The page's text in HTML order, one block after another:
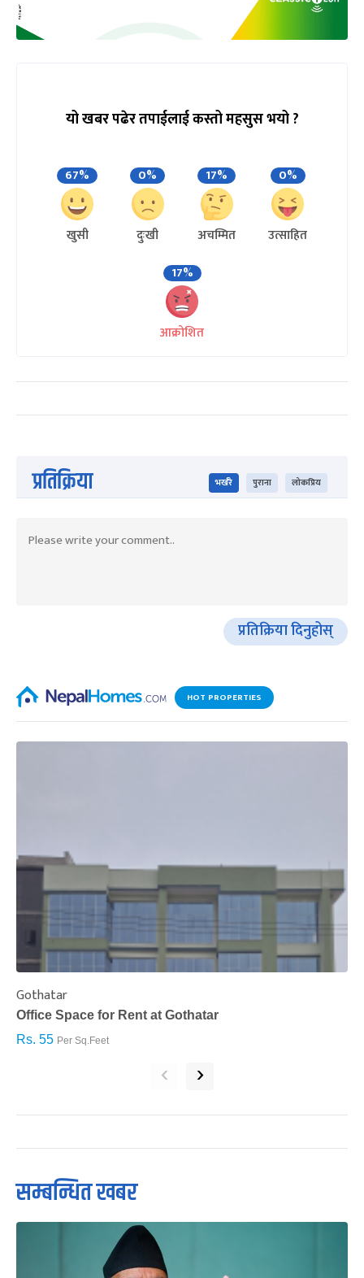
यो खबर पढेर तपाईलाई कस्तो महसुस भयो ?
67%
खुसी
0%
दुःखी
17%
अचम्मित
0%
उत्साहित
17%
आक्रोशित
प्रतिक्रिया भर्खरै पुराना लोकप्रिय
प्रतिक्रिया दिनुहोस्
HOT PROPERTIES
Gothatar
Office Space for Rent at Gothatar
Rs. 55 Per Sq.Feet
‹ ›
सम्बन्धित खबर